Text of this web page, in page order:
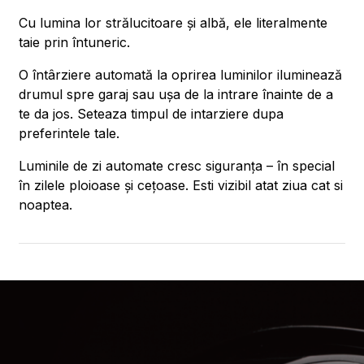
Cu lumina lor strălucitoare și albă, ele literalmente
taie prin întuneric.
O întârziere automată la oprirea luminilor iluminează
drumul spre garaj sau ușa de la intrare înainte de a
te da jos. Seteaza timpul de intarziere dupa
preferintele tale.
Luminile de zi automate cresc siguranța – în special
în zilele ploioase și cețoase. Esti vizibil atat ziua cat si
noaptea.